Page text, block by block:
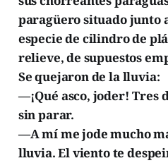
paragüero situado junto
especie de cilindro de
relieve, de supuestos
Se quejaron de la lluvia:
—¡Qué asco, joder! Tres
sin parar.
—A mí me jode mucho
lluvia. El viento te